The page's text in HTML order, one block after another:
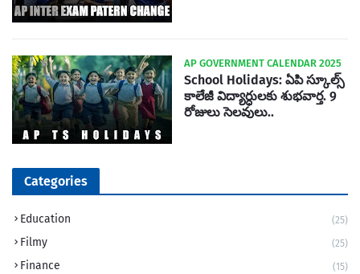
AP GOVERNMENT CALENDAR 2025
School Holidays: ఏపి స్కూల్స్
కాలేజీ విద్యార్ధులకు శుభవార్త. 9
రోజులు సెలవులు..
Categories
Education (25)
Filmy (25)
Finance (15)